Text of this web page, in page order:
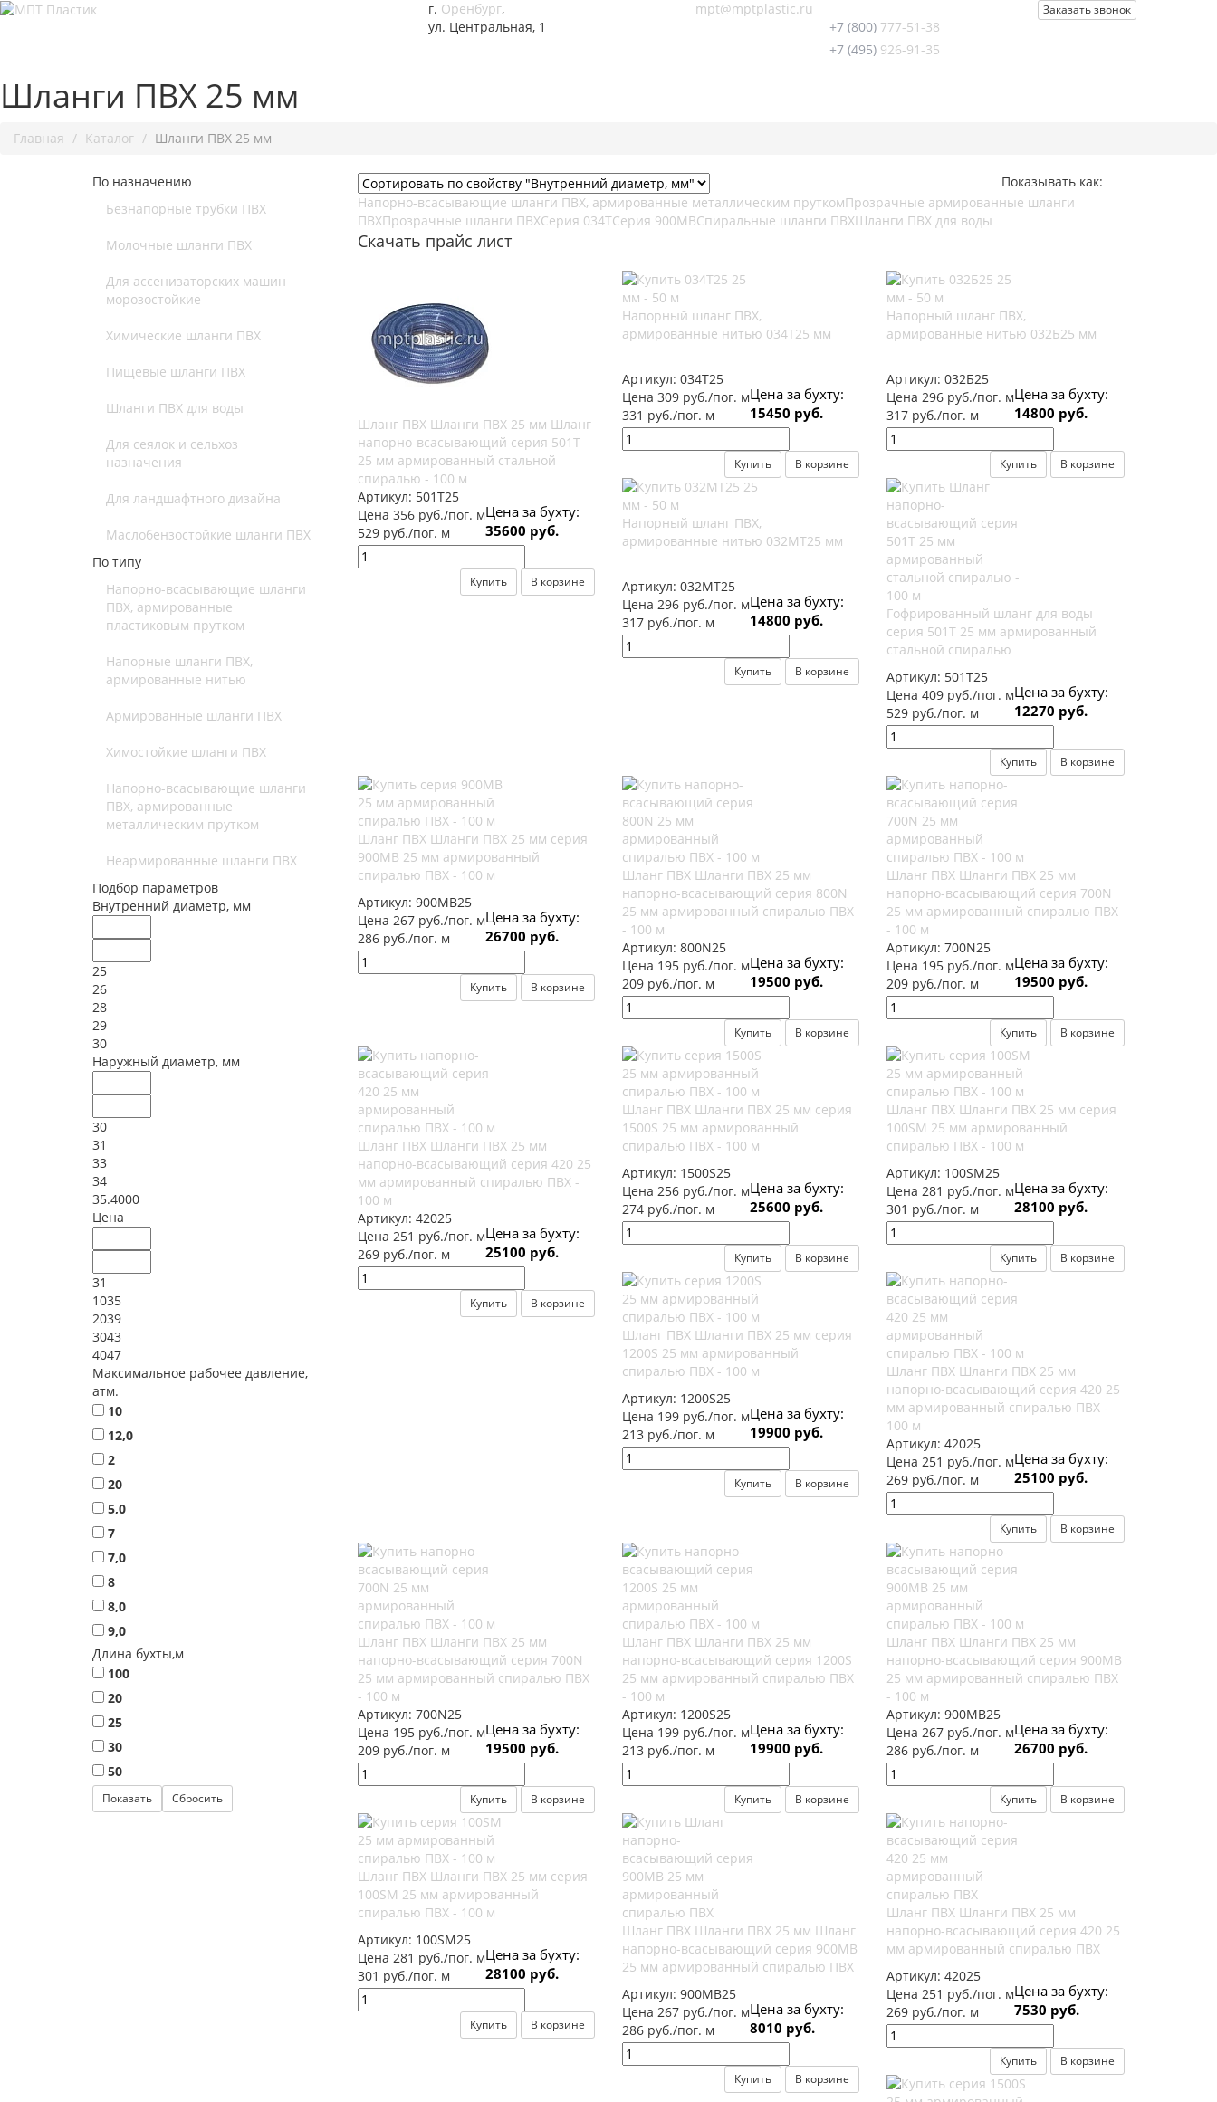
г. Оренбург,
ул. Центральная, 1
Заказать звонок
mpt@mptplastic.ru
+7 (800) 777-51-38
+7 (495) 926-91-35
Шланги ПВХ 25 мм
Главная Каталог Шланги ПВХ 25 мм
По назначению
Безнапорные трубки ПВХ
Молочные шланги ПВХ
Для ассенизаторских машин
морозостойкие
Химические шланги ПВХ
Пищевые шланги ПВХ
Шланги ПВХ для воды
Для сеялок и сельхоз
назначения
Для ландшафтного дизайна
Маслобензостойкие шланги ПВХ
По типу
Напорно-всасывающие шланги
ПВХ, армированные
пластиковым прутком
Напорные шланги ПВХ,
армированные нитью
Армированные шланги ПВХ
Химостойкие шланги ПВХ
Напорно-всасывающие шланги
ПВХ, армированные
металлическим прутком
Неармированные шланги ПВХ
Подбор параметров
Внутренний диаметр, мм
25
26
28
29
30
Наружный диаметр, мм
30
31
33
34
35.4000
Цена
31
1035
2039
3043
4047
Максимальное рабочее давление,
атм.
10
12,0
2
20
5,0
7
7,0
8
8,0
9,0
Длина бухты,м
100
20
25
30
50
Показывать как:
Напорно-всасывающие шланги ПВХ, армированные металлическим пруткомПрозрачные армированные шланги
ПВХПрозрачные шланги ПВХСерия 034ТСерия 900MBСпиральные шланги ПВХШланги ПВХ для воды
Скачать прайс лист
Шланг ПВХ Шланги ПВХ 25 мм Шланг
напорно-всасывающий серия 501Т
25 мм армированный стальной
спиралью - 100 м
Артикул: 501Т25
Цена 356 руб./пог. м
529 руб./пог. м
Цена за бухту:
35600 руб.
Купить В корзине
Напорный шланг ПВХ,
армированные нитью 034Т25 мм
Артикул: 034Т25
Цена 309 руб./пог. м
331 руб./пог. м
Цена за бухту:
15450 руб.
Купить В корзине
Напорный шланг ПВХ,
армированные нитью 032Б25 мм
Артикул:032Б25
Цена 296 руб./пог. м
317 руб./пог. м
Цена за бухту:
14800 руб.
Купить В корзине
Напорный шланг ПВХ,
армированные нитью 032МТ25 мм
Артикул: 032МТ25
Цена 296 руб./пог. м
317 руб./пог. м
Цена за бухту:
14800 руб.
Купить В корзине
Гофрированный шланг для воды
серия 501Т 25 мм армированный
стальной спиралью
Артикул: 501Т25
Цена 409 руб./пог. м
529 руб./пог. м
Цена за бухту:
12270 руб.
Купить В корзине
Шланг ПВХ Шланги ПВХ 25 мм серия
900MB 25 мм армированный
спиралью ПВХ - 100 м
Артикул: 900MB25
Цена 267 руб./пог. м
286 руб./пог. м
Цена за бухту:
26700 руб.
Купить В корзине
Шланг ПВХ Шланги ПВХ 25 мм
напорно-всасывающий серия 800N
25 мм армированный спиралью ПВХ
- 100 м
Артикул: 800N25
Цена 195 руб./пог. м
209 руб./пог. м
Цена за бухту:
19500 руб.
Купить В корзине
Шланг ПВХ Шланги ПВХ 25 мм
напорно-всасывающий серия 700N
25 мм армированный спиралью ПВХ
- 100 м
Артикул:700N25
Цена 195 руб./пог. м
209 руб./пог. м
Цена за бухту:
19500 руб.
Купить В корзине
Шланг ПВХ Шланги ПВХ 25 мм
напорно-всасывающий серия 420 25
мм армированный спиралью ПВХ -
100 м
Артикул: 42025
Цена 251 руб./пог. м
269 руб./пог. м
Цена за бухту:
25100 руб.
Купить В корзине
Шланг ПВХ Шланги ПВХ 25 мм серия
1500S 25 мм армированный
спиралью ПВХ - 100 м
Артикул: 1500S25
Цена 256 руб./пог. м
274 руб./пог. м
Цена за бухту:
25600 руб.
Купить В корзине
Шланг ПВХ Шланги ПВХ 25 мм серия
100SM 25 мм армированный
спиралью ПВХ - 100 м
Артикул: 100SM25
Цена 281 руб./пог. м
301 руб./пог. м
Цена за бухту:
28100 руб.
Купить В корзине
Шланг ПВХ Шланги ПВХ 25 мм серия
1200S 25 мм армированный
спиралью ПВХ - 100 м
Артикул: 1200S25
Цена 199 руб./пог. м
213 руб./пог. м
Цена за бухту:
19900 руб.
Купить В корзине
Шланг ПВХ Шланги ПВХ 25 мм
напорно-всасывающий серия 420 25
мм армированный спиралью ПВХ -
100 м
Артикул:42025
Цена 251 руб./пог. м
269 руб./пог. м
Цена за бухту:
25100 руб.
Купить В корзине
Шланг ПВХ Шланги ПВХ 25 мм
напорно-всасывающий серия 700N
25 мм армированный спиралью ПВХ
- 100 м
Артикул: 700N25
Цена 195 руб./пог. м
209 руб./пог. м
Цена за бухту:
19500 руб.
Купить В корзине
Шланг ПВХ Шланги ПВХ 25 мм
напорно-всасывающий серия 1200S
25 мм армированный спиралью ПВХ
- 100 м
Артикул: 1200S25
Цена 199 руб./пог. м
213 руб./пог. м
Цена за бухту:
19900 руб.
Купить В корзине
Шланг ПВХ Шланги ПВХ 25 мм
напорно-всасывающий серия 900MB
25 мм армированный спиралью ПВХ
- 100 м
Артикул:900MB25
Цена 267 руб./пог. м
286 руб./пог. м
Цена за бухту:
26700 руб.
Купить В корзине
Шланг ПВХ Шланги ПВХ 25 мм серия
100SM 25 мм армированный
спиралью ПВХ - 100 м
Артикул: 100SM25
Цена 281 руб./пог. м
301 руб./пог. м
Цена за бухту:
28100 руб.
Купить В корзине
Шланг ПВХ Шланги ПВХ 25 мм Шланг
напорно-всасывающий серия 900MB
25 мм армированный спиралью ПВХ
Артикул: 900MB25
Цена 267 руб./пог. м
286 руб./пог. м
Цена за бухту:
8010 руб.
Купить В корзине
Шланг ПВХ Шланги ПВХ 25 мм
напорно-всасывающий серия 420 25
мм армированный спиралью ПВХ
Артикул:42025
Цена 251 руб./пог. м
269 руб./пог. м
Цена за бухту:
7530 руб.
Купить В корзине